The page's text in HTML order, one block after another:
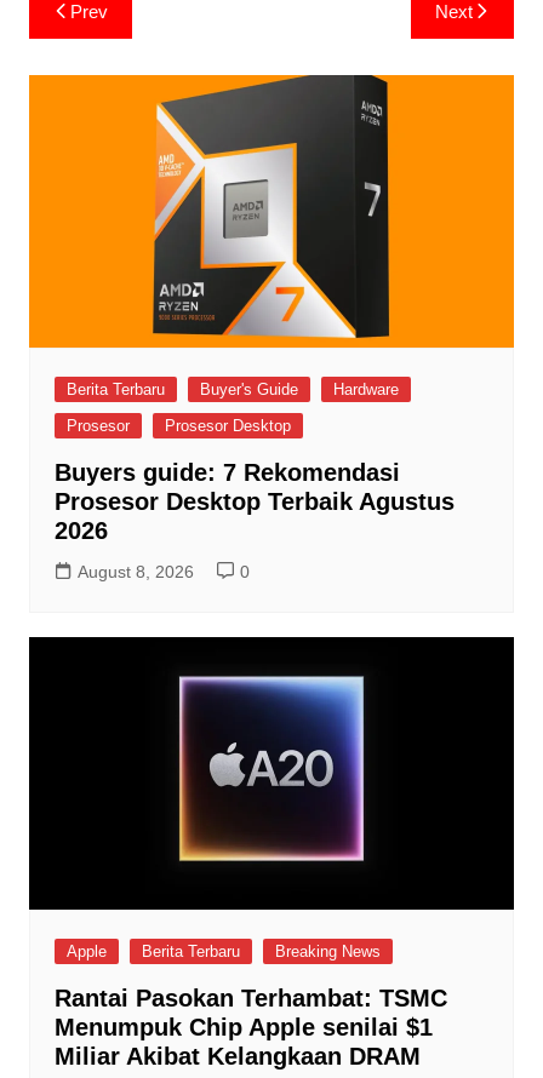
navigation
Prev Next
Berita Terbaru Buyer's Guide
Hardware
Prosesor
Prosesor Desktop
Buyers guide: 7 Rekomendasi
Prosesor Desktop Terbaik Agustus
2026
August 8, 2026 0
Apple Berita Terbaru Breaking News
Rantai Pasokan Terhambat: TSMC
Menumpuk Chip Apple senilai $1
Miliar Akibat Kelangkaan DRAM